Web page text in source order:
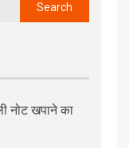
नोट खपाने का